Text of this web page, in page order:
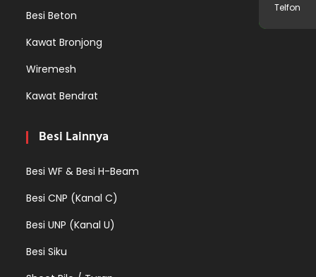
Besi Beton
Kawat Bronjong
Wiremesh
Kawat Bendrat
Besi Lainnya
Besi WF & Besi H-Beam
Besi CNP (Kanal C)
Besi UNP (Kanal U)
Besi Siku
Telfon